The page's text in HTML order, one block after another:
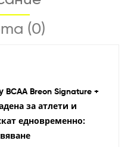
(0)
BCAA Breon Signature +
за атлети и
едновременно: